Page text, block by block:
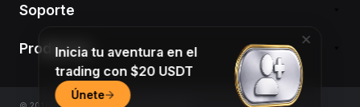
Soporte
ProductosInicia tu aventura en el
trading con $20 USDT
Únete